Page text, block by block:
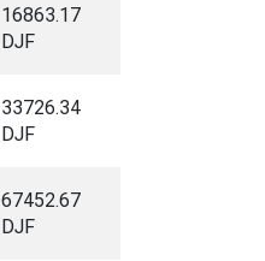
16863.17
DJF
33726.34
DJF
67452.67
DJF